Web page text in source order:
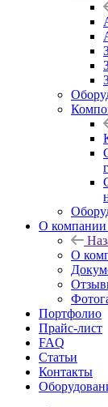
О компании
О
Портфолио
Прайс-лист
FAQ
Статьи
Контакты